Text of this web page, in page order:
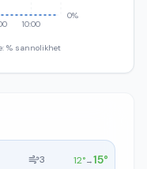
10:00
0%
% sannolikhet
3 12°→15°